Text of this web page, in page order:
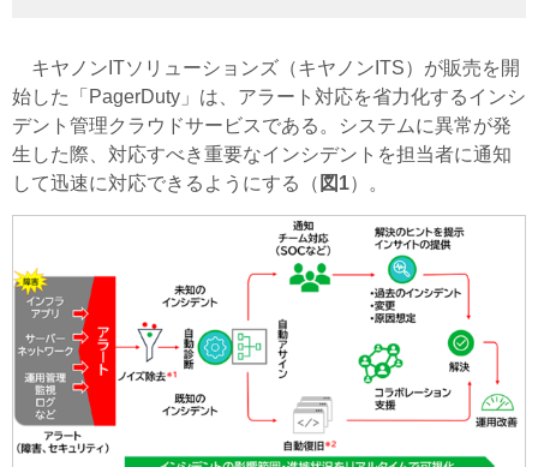
キヤノンITソリューションズ（キヤノンITS）が販売を開
始した「PagerDuty」は、アラート対応を省力化するインシ
デント管理クラウドサービスである。システムに異常が発
生した際、対応すべき重要なインシデントを担当者に通知
して迅速に対応できるようにする（ 図1）。